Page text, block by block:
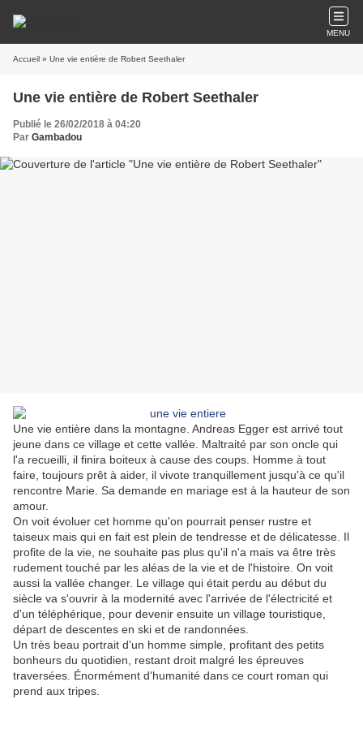
MENU
Accueil » Une vie entière de Robert Seethaler
Une vie entière de Robert Seethaler
Publié le 26/02/2018 à 04:20
Par Gambadou
Une vie entière dans la montagne. Andreas Egger est arrivé tout
jeune dans ce village et cette vallée. Maltraité par son oncle qui
l'a recueilli, il finira boiteux à cause des coups. Homme à tout
faire, toujours prêt à aider, il vivote tranquillement jusqu'à ce qu'il
rencontre Marie. Sa demande en mariage est à la hauteur de son
amour.
On voit évoluer cet homme qu'on pourrait penser rustre et
taiseux mais qui en fait est plein de tendresse et de délicatesse. Il
profite de la vie, ne souhaite pas plus qu'il n'a mais va être très
rudement touché par les aléas de la vie et de l'histoire. On voit
aussi la vallée changer. Le village qui était perdu au début du
siècle va s'ouvrir à la modernité avec l'arrivée de l'électricité et
d'un téléphérique, pour devenir ensuite un village touristique,
départ de descentes en ski et de randonnées.
Un très beau portrait d'un homme simple, profitant des petits
bonheurs du quotidien, restant droit malgré les épreuves
traversées. Énormément d'humanité dans ce court roman qui
prend aux tripes.